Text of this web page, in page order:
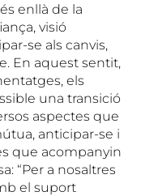
enllà de la
visió
se als canvis,
En aquest sentit,
els
una transició
aspectes que
anticipar-se i
que acompanyin
“Per a nosaltres
el suport